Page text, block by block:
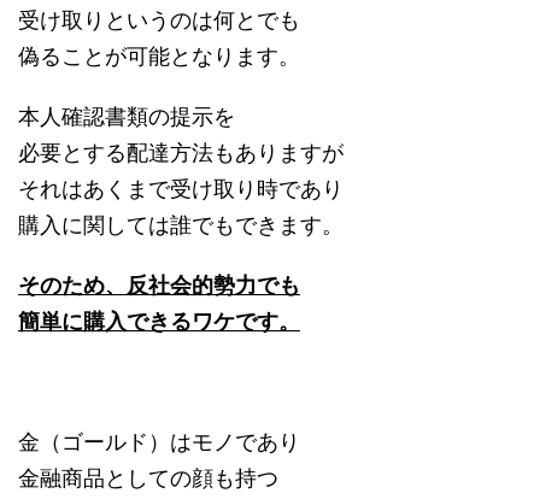
受け取りというのは何とでも
偽ることが可能となります。
本人確認書類の提示を
必要とする配達方法もありますが
それはあくまで受け取り時であり
購入に関しては誰でもできます。
そのため、反社会的勢力でも
簡単に購入できるワケです。
金（ゴールド）はモノであり
金融商品としての顔も持つ